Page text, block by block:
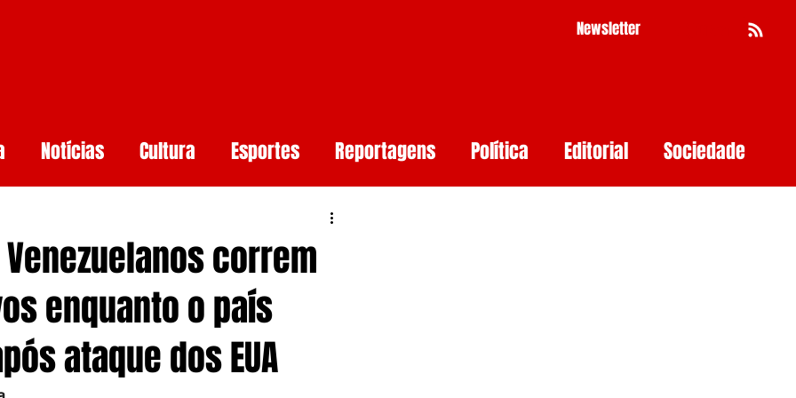
Newsletter
Notícias Cultura Esportes Reportagens Política Editorial Sociedade
Meio ambiente
Smartphones e Tendências
correm
enquanto o país
ataque dos EUA